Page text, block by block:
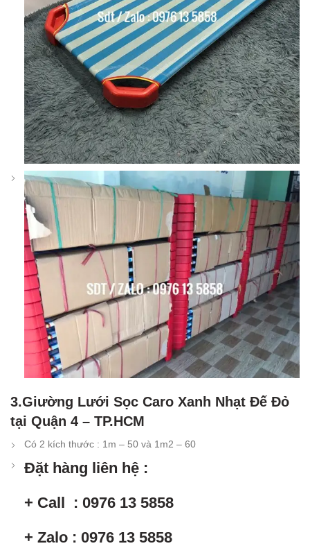
3.Giường Lưới Sọc Caro Xanh Nhạt Đế Đỏ
tại Quận 4 – TP.HCM
Có 2 kích thước : 1m – 50 và 1m2 – 60
Đặt hàng liên hệ :
+ Call : 0976 13 5858
+ Zalo : 0976 13 5858